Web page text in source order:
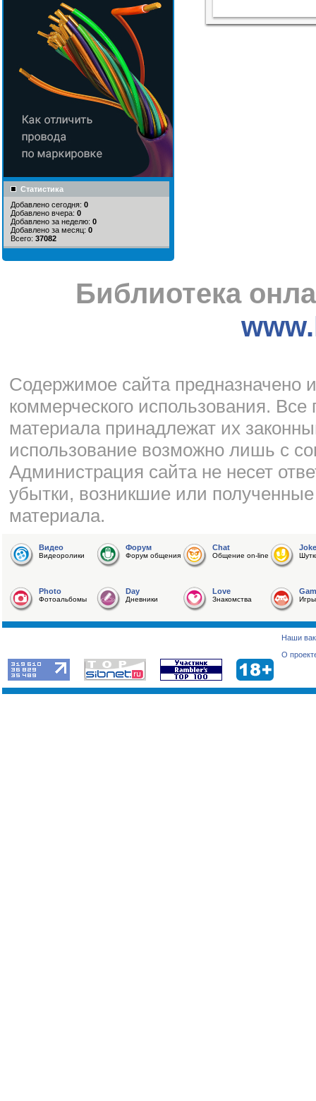
Статистика
Добавлено сегодня: 0
Добавлено вчера: 0
Добавлено за неделю: 0
Добавлено за месяц: 0
Всего: 37082
Библиотека
Cодержимое сайта предназначено
коммерческого использования.
материала принадлежат их
использование возможно лишь с
Администрация сайта не несет
убытки, возникшие или
материала.
Видео
Видеоролики
Форум
Форум общения
Chat
Общение on-line
Joke
Photo
Фотоальбомы
Day
Дневники
Love
Знакомства Игры
Наши
О